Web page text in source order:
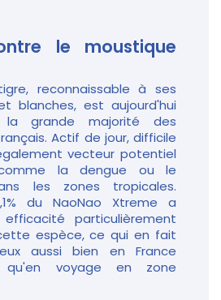
le moustique
reconnaissable à ses
blanches, est aujourd'hui
la grande majorité des
Actif de jour, difficile
vecteur potentiel
la dengue ou le
les zones tropicales.
du NaoNao Xtreme a
particulièrement
espèce, ce qui en fait
aussi bien en France
qu'en voyage en zone